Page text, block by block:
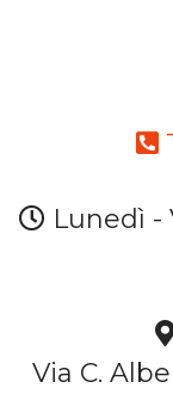
Lunedì -
Via C.